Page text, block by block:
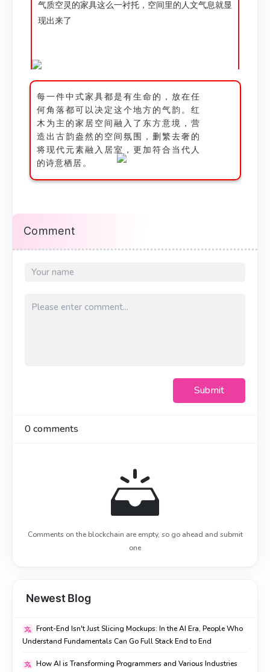
气质空灵的家具这么一衬托，空间里的人文气息就显
现出来了
每一件中式家具都是有生命的，放在任
何角落都可以决定这个地方的气韵。红
木为主的家居空间融入了东方意境，营
造出古韵盎然的空间氛围，删繁去奢的
将现代元素融入居室，更加符合当代人
的诗意栖居。
Comment
Submit
0comments
Comments on the blockchain are empty, so go ahead and submit
one
Newest Blog
Front-End Isn't Just Slicing Mockups: In the AI Era, People Who
Understand Fundamentals Can Go Full Stack End to End
How AI is Transforming Programmers and Various Industries